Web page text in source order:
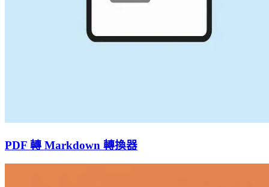
PDF 轉 Markdown 轉換器